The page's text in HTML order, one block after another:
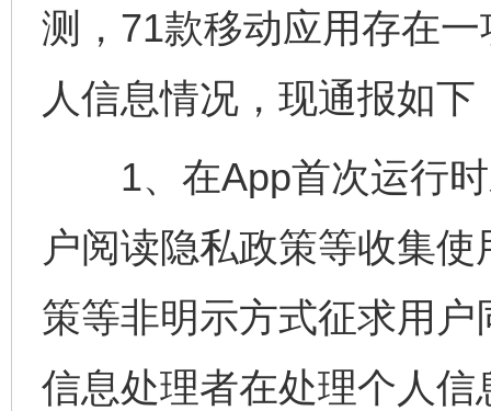
测，71款移动应用存在
人信息情况，现通报如下
1、在App首次运行时
户阅读隐私政策等收集
策等非明示方式征求用
信息处理者在处理个人